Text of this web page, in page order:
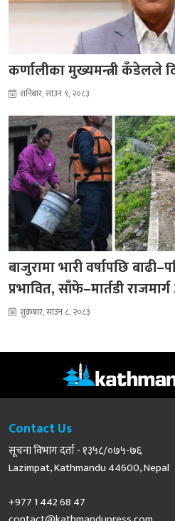
कर्णालीका मुख्यमन्त्री कँडेलले
शनिबार, साउन ९, २०८३
बाजुरामा भारी वर्षापछि
प्रभावित, साँफे–मार्तडी
शुक्रबार, साउन ८, २०८३
Contact Us
सूचना विभाग दर्ता - १३५८/०७५-७६
Lazimpat, Kathmandu 44600, Nepal
+977 1 442 68 47